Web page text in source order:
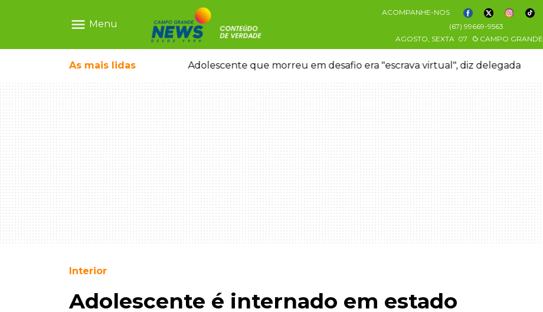
menu Menu
ACOMPANHE-NOS
(67) 99669-9563
AGOSTO, SEXTA 07 CAMPO GRANDE
As mais lidas
em caminhão estacionado Adolescente que morreu em desafio era "escrava virtual", diz delegada
Interior
Adolescente é internado em estado